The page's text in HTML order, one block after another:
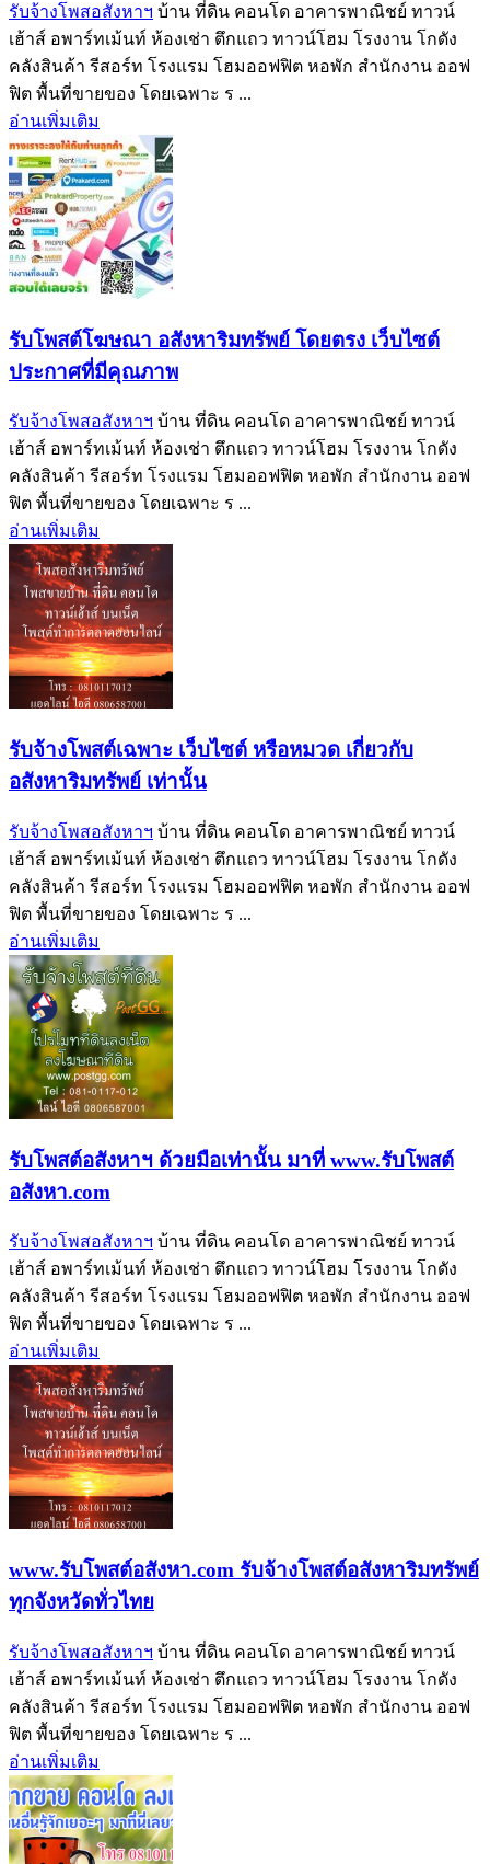
รับจ้างโพสอสังหาฯ บ้าน ที่ดิน คอนโด อาคารพาณิชย์ ทาวน์
เฮ้าส์ อพาร์ทเม้นท์ ห้องเช่า ตึกแถว ทาวน์โฮม โรงงาน โกดัง
คลังสินค้า รีสอร์ท โรงแรม โฮมออฟฟิต หอพัก สำนักงาน ออฟ
ฟิต พื้นที่ขายของ โดยเฉพาะ ร ...
อ่านเพิ่มเติม
รับโพสต์โฆษณา อสังหาริมทรัพย์ โดยตรง เว็บไซต์
ประกาศที่มีคุณภาพ
รับจ้างโพสอสังหาฯ บ้าน ที่ดิน คอนโด อาคารพาณิชย์ ทาวน์
เฮ้าส์ อพาร์ทเม้นท์ ห้องเช่า ตึกแถว ทาวน์โฮม โรงงาน โกดัง
คลังสินค้า รีสอร์ท โรงแรม โฮมออฟฟิต หอพัก สำนักงาน ออฟ
ฟิต พื้นที่ขายของ โดยเฉพาะ ร ...
อ่านเพิ่มเติม
รับจ้างโพสต์เฉพาะ เว็บไซต์ หรือหมวด เกี่ยวกับ
อสังหาริมทรัพย์ เท่านั้น
รับจ้างโพสอสังหาฯ บ้าน ที่ดิน คอนโด อาคารพาณิชย์ ทาวน์
เฮ้าส์ อพาร์ทเม้นท์ ห้องเช่า ตึกแถว ทาวน์โฮม โรงงาน โกดัง
คลังสินค้า รีสอร์ท โรงแรม โฮมออฟฟิต หอพัก สำนักงาน ออฟ
ฟิต พื้นที่ขายของ โดยเฉพาะ ร ...
อ่านเพิ่มเติม
รับโพสต์อสังหาฯ ด้วยมือเท่านั้น มาที่ www.รับโพสต์
อสังหา.com
รับจ้างโพสอสังหาฯ บ้าน ที่ดิน คอนโด อาคารพาณิชย์ ทาวน์
เฮ้าส์ อพาร์ทเม้นท์ ห้องเช่า ตึกแถว ทาวน์โฮม โรงงาน โกดัง
คลังสินค้า รีสอร์ท โรงแรม โฮมออฟฟิต หอพัก สำนักงาน ออฟ
ฟิต พื้นที่ขายของ โดยเฉพาะ ร ...
อ่านเพิ่มเติม
www.รับโพสต์อสังหา.com รับจ้างโพสต์อสังหาริมทรัพย์
ทุกจังหวัดทั่วไทย
รับจ้างโพสอสังหาฯ บ้าน ที่ดิน คอนโด อาคารพาณิชย์ ทาวน์
เฮ้าส์ อพาร์ทเม้นท์ ห้องเช่า ตึกแถว ทาวน์โฮม โรงงาน โกดัง
คลังสินค้า รีสอร์ท โรงแรม โฮมออฟฟิต หอพัก สำนักงาน ออฟ
ฟิต พื้นที่ขายของ โดยเฉพาะ ร ...
อ่านเพิ่มเติม